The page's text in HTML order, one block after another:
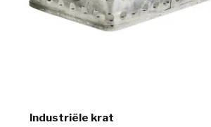
Industriële krat